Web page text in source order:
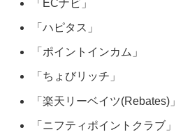
「ECナビ」
「ハピタス」
「ポイントインカム」
「ちょびリッチ」
「楽天リーベイツ(Rebates)」
「ニフティポイントクラブ」